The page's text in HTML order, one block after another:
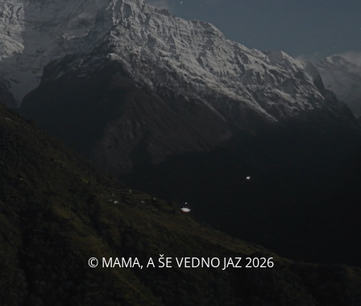
© MAMA, A ŠE VEDNO JAZ 2026